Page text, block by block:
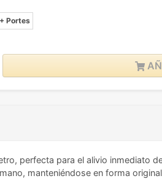
Portes
perfecta para el alivio inmediato
manteniéndose en forma